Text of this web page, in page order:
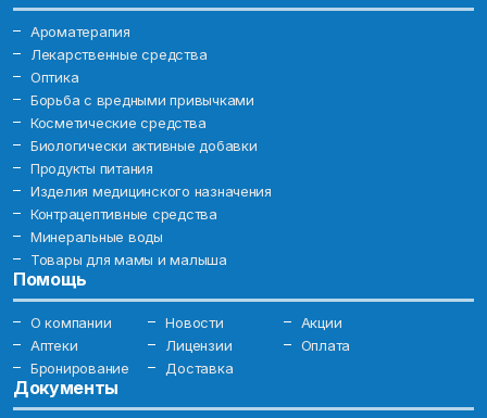
Ароматерапия
Лекарственные средства
Оптика
Борьба с вредными привычками
Косметические средства
Биологически активные добавки
Продукты питания
Изделия медицинского назначения
Контрацептивные средства
Минеральные воды
Товары для мамы и малыша
Помощь
О компании Новости
Акции
Аптеки
Лицензии
Оплата
Бронирование
Доставка
Документы